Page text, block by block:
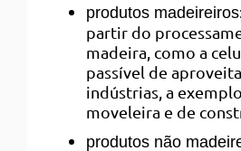
produtos madeireiros
partir do
madeira, como a
passível de
indústrias, a
moveleira e de
produtos não